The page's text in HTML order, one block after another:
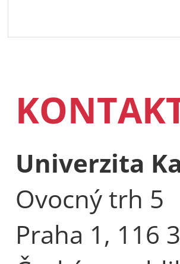
Univerzita
Ovocný trh 5
Praha 1, 116